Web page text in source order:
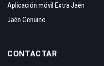
Aplicación móvil Extra Jaén
Jaén Genuino
CONTACTAR